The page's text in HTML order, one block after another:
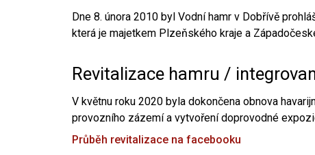
Dne 8. února 2010 byl Vodní hamr v Dobřívě
která je majetkem Plzeňského kraje a
Revitalizace hamru /
V květnu roku 2020 byla dokončena obnova
provozního zázemí a vytvoření doprovodné
Průběh revitalizace na facebooku